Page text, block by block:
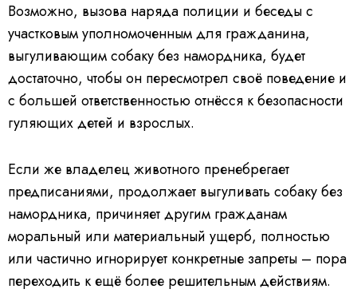
Возможно, вызова наряда полиции и беседы с
участковым уполномоченным для гражданина,
выгуливающим собаку без намордника, будет
достаточно, чтобы он пересмотрел своё поведение и
с большей ответственностью отнёсся к безопасности
гуляющих детей и взрослых.
Если же владелец животного пренебрегает
предписаниями, продолжает выгуливать собаку без
намордника, причиняет другим гражданам
моральный или материальный ущерб, полностью
или частично игнорирует конкретные запреты – пора
переходить к ещё более решительным действиям.